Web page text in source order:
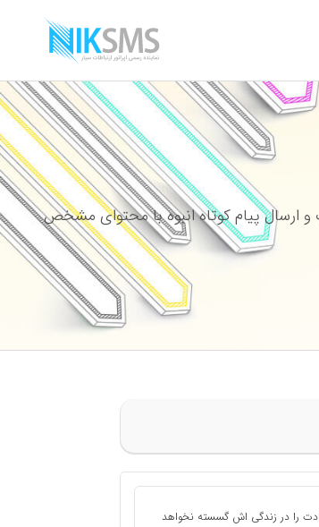
ارسال پیام کوتاه انبوه با محتوای مشخص
ی سعادت را در زندگی اش گسسته نخواهد